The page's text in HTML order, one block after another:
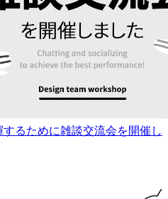
るために雑談交流会を開催し